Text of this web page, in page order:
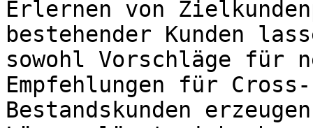
Erlernen von
bestehender Kunden
sowohl Vorschläge für
Empfehlungen für
Bestandskunden